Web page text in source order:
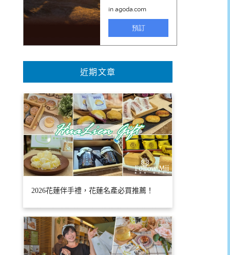
近期文章
2026花蓮伴手禮，花蓮名產必買推薦！